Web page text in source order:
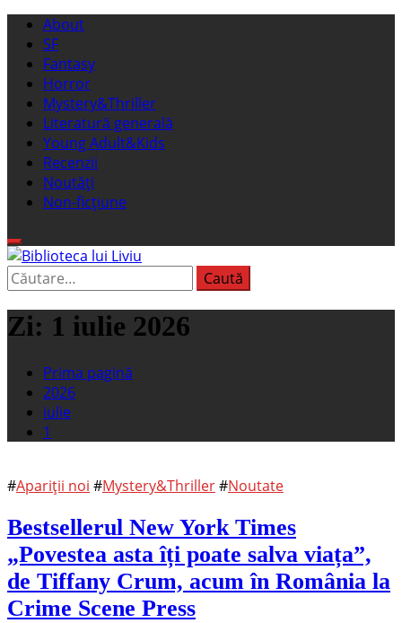
Sari
conținut
Meniu
principal
About
SF
Fantasy
Horror
Mystery&Thriller
Literatură generală
Young Adult&Kids
Recenzii
Noutăți
Non-ficțiune
Biblioteca lui Liviu
Fostul blog FanSF
Caută
după:
Zi: 1 iulie 2026
Prima pagină
2026
iulie
1
#Apariții noi #Mystery&Thriller#Noutate
Bestsellerul New York Times
„Povestea asta îți poate salva viața”,
de Tiffany Crum, acum în România la
Crime Scene Press